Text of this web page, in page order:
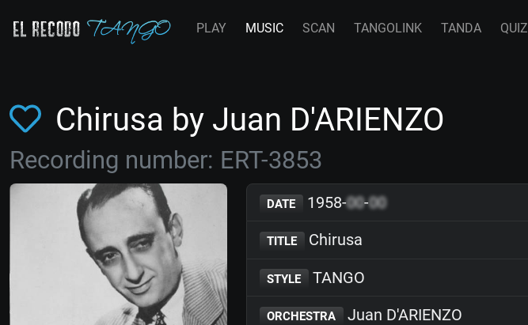
PLAY MUSIC SCAN TANGOLINK TANDA QUIZ
Chirusa by Juan D'ARIENZO
Recording number: ERT-3853
DATE 1958-00-00
TITLE Chirusa
STYLE TANGO
ORCHESTRA Juan D'ARIENZO